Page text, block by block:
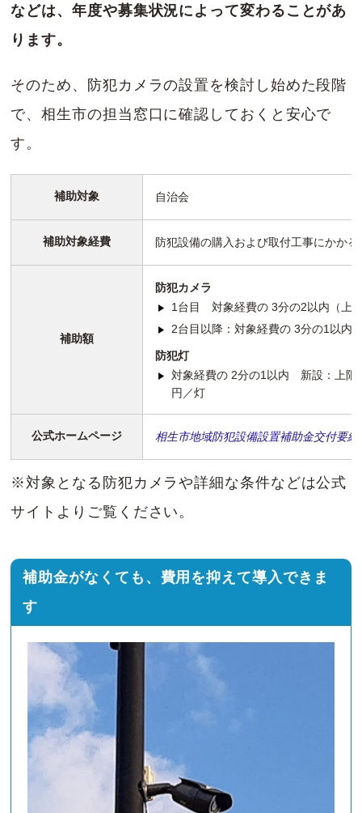
などは、年度や募集状況によって変わることがあ
ります。
そのため、防犯カメラの設置を検討し始めた段階
で、相生市の担当窓口に確認しておくと安心で
す。
補助対象 自治会
補助対象経費 防犯設備の購入および取付工事にかかる
補助額
防犯カメラ
1台目 対象経費の 3分の2以内（上
2台目以降：対象経費の 3分の1以内
防犯灯
対象経費の 2分の1以内 新設：上限
円／灯
公式ホームページ 相生市地域防犯設備設置補助金交付要綱
※対象となる防犯カメラや詳細な条件などは公式
サイトよりご覧ください。
補助金がなくても、費用を抑えて導入できま
す